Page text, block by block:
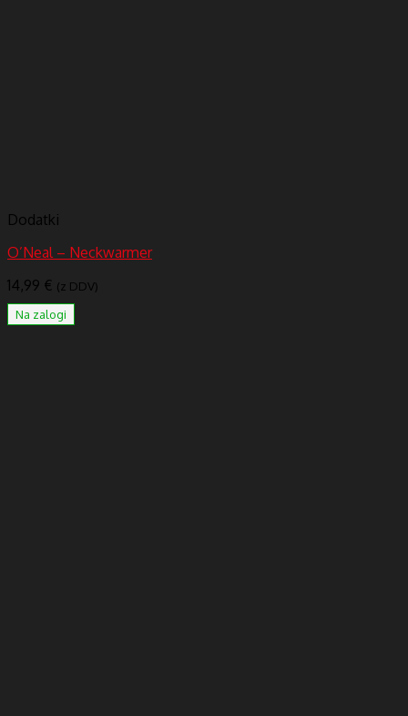
Dodatki
O’Neal – Neckwarmer
14,99 € (z DDV)
Na zalogi